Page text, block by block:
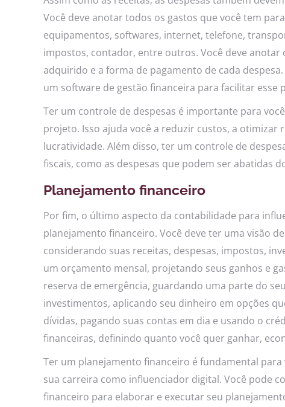
Você deve anotar todos os gastos que você tem
equipamentos, softwares, internet, telefone,
impostos, contador, entre outros. Você deve
adquirido e a forma de pagamento de cada
um software de gestão financeira para facilitar esse
Ter um controle de despesas é importante para
projeto. Isso ajuda você a reduzir custos, a
lucratividade. Além disso, ter um controle de
fiscais, como as despesas que podem ser abatidas
Planejamento financeiro
Por fim, o último aspecto da contabilidade para
planejamento financeiro. Você deve ter uma visão
considerando suas receitas, despesas, impostos,
um orçamento mensal, projetando seus ganhos e
reserva de emergência, guardando uma parte do
investimentos, aplicando seu dinheiro em opções
dívidas, pagando suas contas em dia e usando o
financeiras, definindo quanto você quer ganhar,
Ter um planejamento financeiro é fundamental
sua carreira como influenciador digital. Você pode
financeiro para elaborar e executar seu